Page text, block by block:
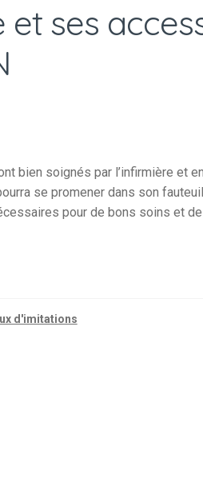
et ses
bien soignés par l’infirmière et
se promener dans son
pour de bons soins et
d'imitations